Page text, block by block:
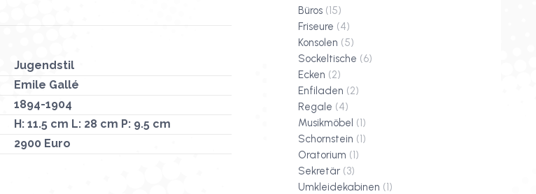
Jugendstil
Emile Gallé
1894-1904
H: 11.5 cm L: 28 cm P: 9.5 cm
2900 Euro
Büros (15)
Friseure (4)
Konsolen (5)
Sockeltische (6)
Ecken (2)
Enfiladen (2)
Regale (4)
Musikmöbel (1)
Schornstein (1)
Oratorium (1)
Sekretär (3)
Umkleidekabinen (1)